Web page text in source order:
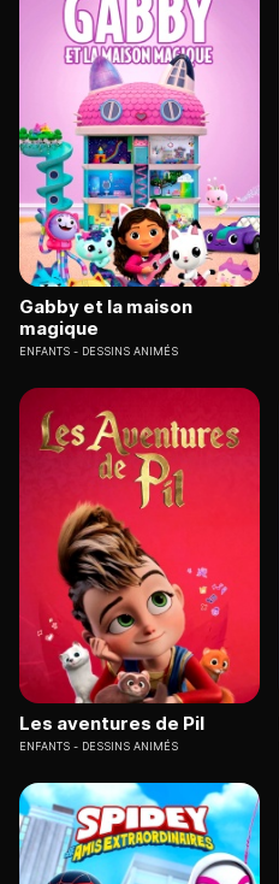
Gabby et la maison
magique
ENFANTS DESSINS ANIMÉS
Les aventures de Pil
ENFANTS DESSINS ANIMÉS